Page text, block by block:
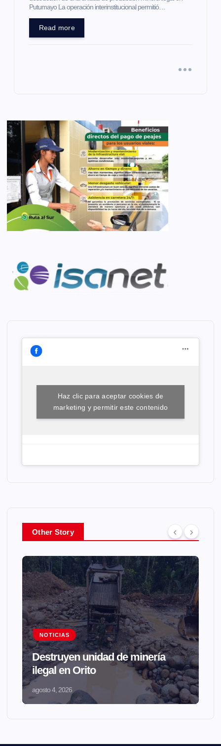
Putumayo La operación interinstitucional permitió…
Read more
Haz clic para aceptar cookies de
marketing y permitir este contenido
Other Story
NOTICIAS
Destruyen unidad de minería
ilegal en Orito
agosto 4, 2026